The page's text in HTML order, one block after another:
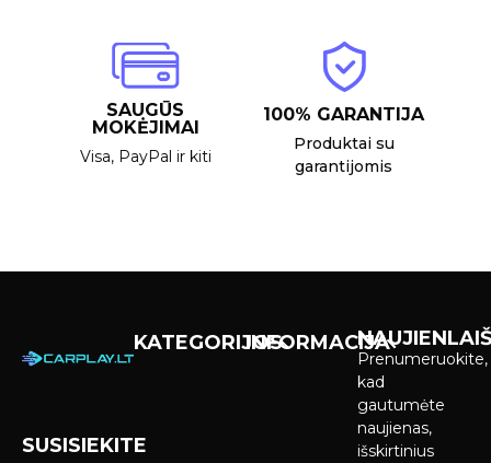
SAUGŪS
MOKĖJIMAI
Visa, PayPal ir kiti
100% GARANTIJA
Produktai su
garantijomis
SUSISIEKITE
KATEGORIJOSINFORMACIJA
Prenumeruokite,
kad
gautumėte
naujienas,
išskirtinius